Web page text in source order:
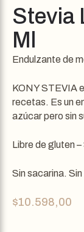
Stevia
Ml
Endulzante de
KONY STEVIA
recetas. Es un
azúcar pero sin
Libre de gluten
Sin sacarina.
$10.598,00